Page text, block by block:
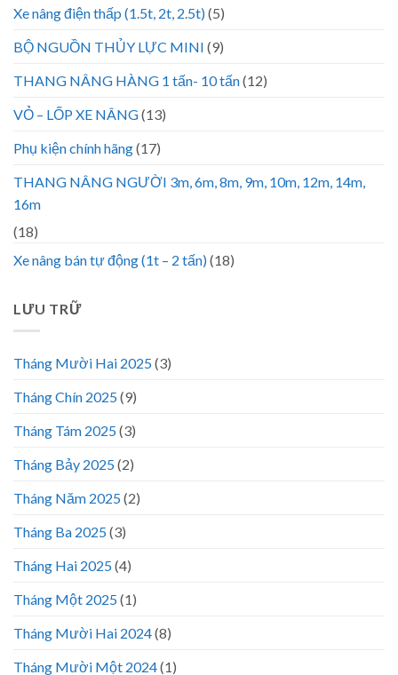
Xe nâng điện thấp (1.5t, 2t, 2.5t)(5)
BỘ NGUỒN THỦY LỰC MINI (9)
THANG NÂNG HÀNG 1 tấn- 10 tấn(12)
VỎ – LỐP XE NÂNG(13)
Phụ kiện chính hãng(17)
THANG NÂNG NGƯỜI 3m, 6m, 8m, 9m, 10m, 12m, 14m,
16m
(18)
Xe nâng bán tự động (1t – 2 tấn)(18)
LƯU TRỮ
Tháng Mười Hai 2025(3)
Tháng Chín 2025(9)
Tháng Tám 2025(3)
Tháng Bảy 2025(2)
Tháng Năm 2025(2)
Tháng Ba 2025(3)
Tháng Hai 2025(4)
Tháng Một 2025(1)
Tháng Mười Hai 2024(8)
Tháng Mười Một 2024(1)